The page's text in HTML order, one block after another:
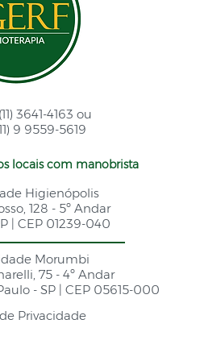
3641-4163 ou
9 9559-5619
locais com manobrista
Higienópolis
128 - 5º Andar
| CEP 01239-040
Morumbi
75 - 4º Andar
- SP | CEP 05615-000
Privacidade